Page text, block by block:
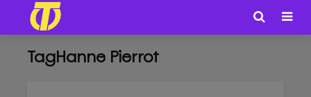
TagHanne Pierrot